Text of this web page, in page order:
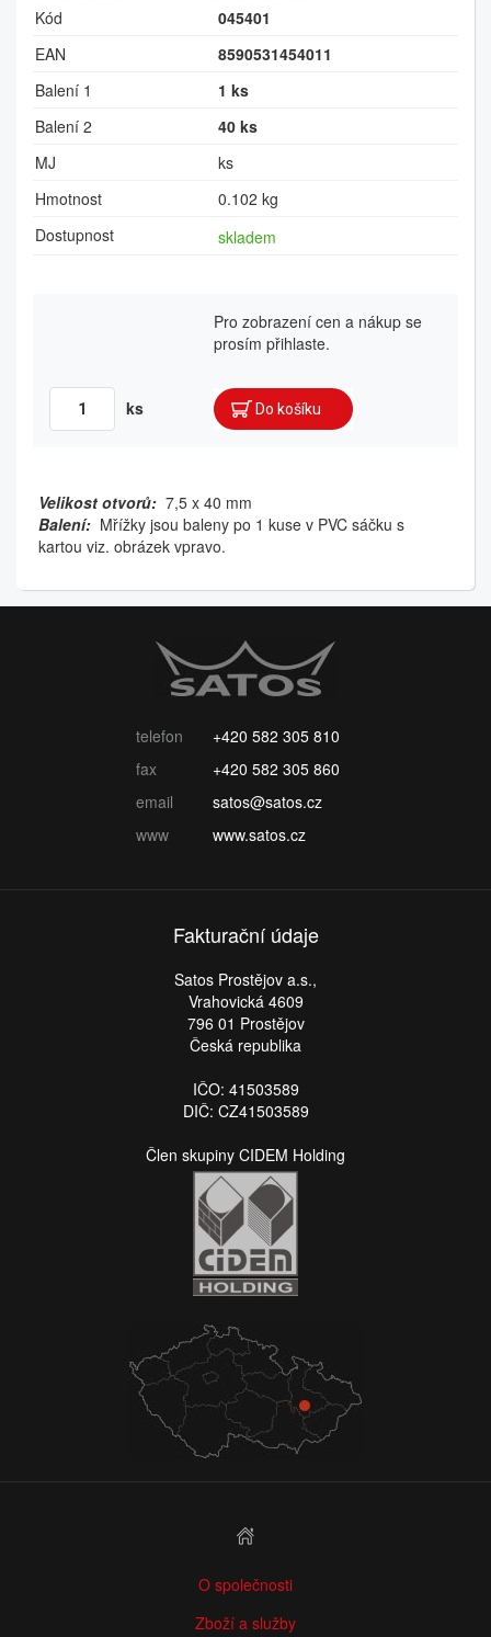
Kód
045401
EAN
8590531454011
Balení 1
1 ks
Balení 2
40 ks
MJ
ks
Hmotnost
0.102 kg
Dostupnost
skladem
Pro zobrazení cen a nákup se
prosím přihlaste.
ks
Velikost otvorů: 7,5 x 40 mm
Balení: Mřížky jsou baleny po 1 kuse v PVC sáčku s
kartou viz. obrázek vpravo.
telefon
+420 582 305 810
fax
+420 582 305 860
email
satos@satos.cz
www
www.satos.cz
Fakturační údaje
Satos Prostějov a.s.,
Vrahovická 4609
796 01 Prostějov
Česká republika
IČO: 41503589
DIČ: CZ41503589
Člen skupiny CIDEM Holding
O společnosti
Zboží a služby